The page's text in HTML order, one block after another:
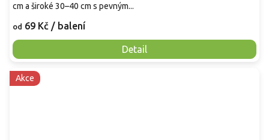
od 69 Kč / balení
Detail
cm a široké 30–40 cm s pevným...
Akce